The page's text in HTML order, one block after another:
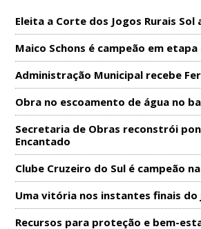
Eleita a Corte dos Jogos Rurais Sol
Maico Schons é campeão em
Administração Municipal recebe
Obra no escoamento de água no
Secretaria de Obras reconstrói
Encantado
Clube Cruzeiro do Sul é campeão
Uma vitória nos instantes finais do
Recursos para proteção e bem-